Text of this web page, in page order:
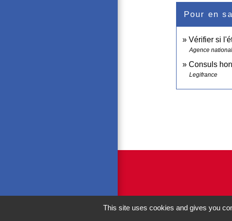
Pour en
Vérifier si
Agence
Consuls
Legifrance
This site uses cookies and gives you